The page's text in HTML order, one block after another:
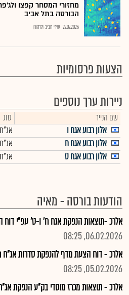
מחזורי המסחר קפצו
הבורסה בתל אביב
27.07.2026 שירי חביב-ולדהורן
הצעות פרסומיות
ניירות ערך נוספים
שם הנייר סוג
אלון רבוע אגח ו
אלון רבוע אגח ח
אלון רבוע אגח ט
הודעות בורסה - מאיה
אלרכ -תוצאות הנפקת אגח ח' ו-ט' עפ"י דוח
06.02.2026, 08:25
אלרכ - דוח הצעת מדף להנפקת סדרות אג"ח ח'
05.02.2026, 08:25
אלרכ - תוצאות מכרז מוסדי בק"ע הנפקת